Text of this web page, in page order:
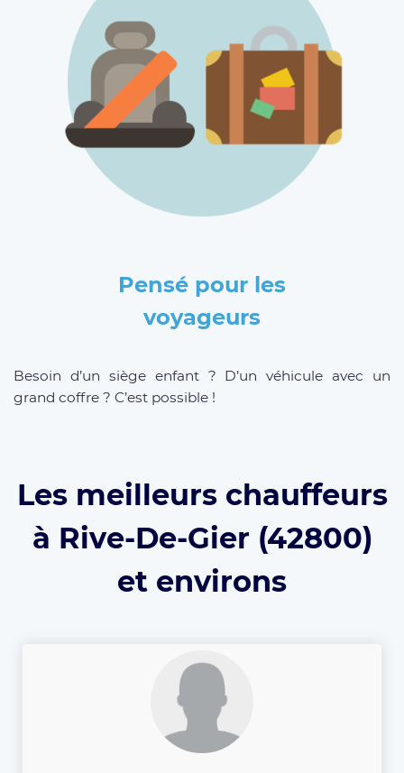
Pensé pour les
voyageurs
Besoin d’un siège enfant ? D’un véhicule avec un
grand coffre ? C’est possible !
Les meilleurs chauffeurs
à Rive-De-Gier (42800)
et environs